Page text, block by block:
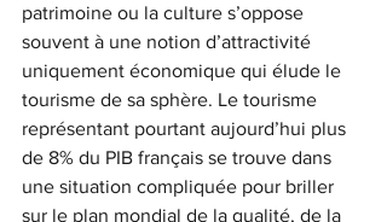
patrimoine ou la culture s’oppose
souvent à une notion d’attractivité
uniquement économique qui élude le
tourisme de sa sphère. Le tourisme
représentant pourtant aujourd’hui plus
de 8% du PIB français se trouve dans
une situation compliquée pour briller
sur le plan mondial de la qualité, de la